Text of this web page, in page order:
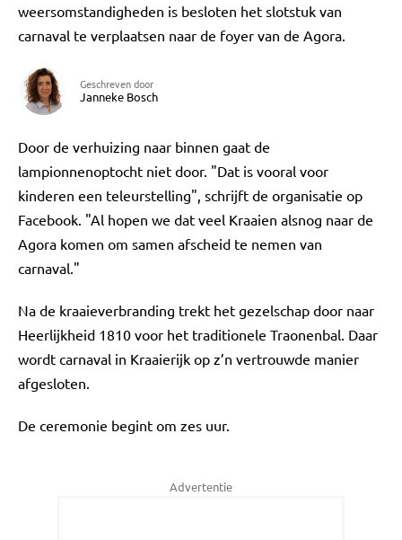
weersomstandigheden is besloten het slotstuk van
carnaval te verplaatsen naar de foyer van de Agora.
Geschreven door
Janneke Bosch
Door de verhuizing naar binnen gaat de
lampionnenoptocht niet door. "Dat is vooral voor
kinderen een teleurstelling", schrijft de organisatie op
Facebook. "Al hopen we dat veel Kraaien alsnog naar de
Agora komen om samen afscheid te nemen van
carnaval."
Na de kraaieverbranding trekt het gezelschap door naar
Heerlijkheid 1810 voor het traditionele Traonenbal. Daar
wordt carnaval in Kraaierijk op z’n vertrouwde manier
afgesloten.
De ceremonie begint om zes uur.
Advertentie